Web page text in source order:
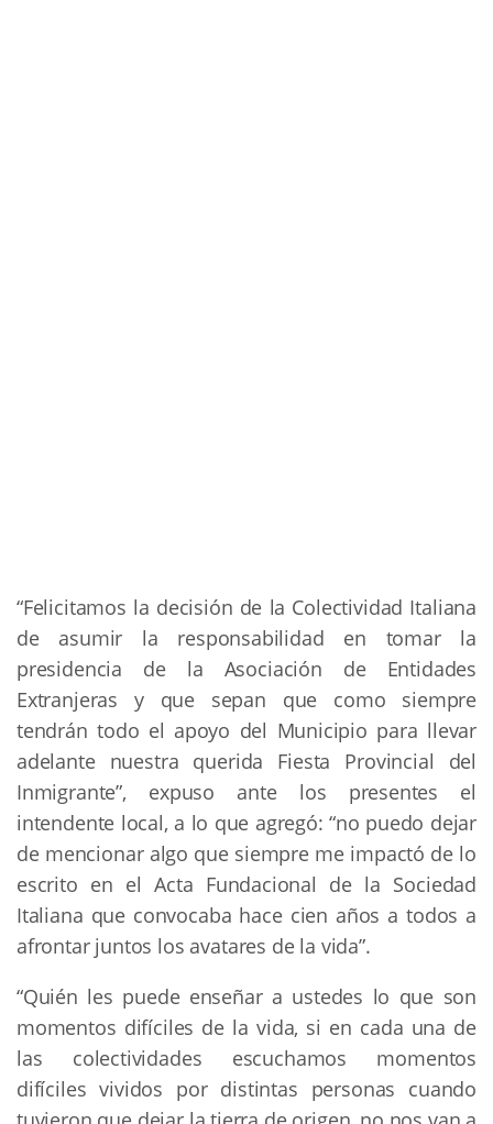
“Felicitamos la decisión de la Colectividad Italiana
de asumir la responsabilidad en tomar la
presidencia de la Asociación de Entidades
Extranjeras y que sepan que como siempre
tendrán todo el apoyo del Municipio para llevar
adelante nuestra querida Fiesta Provincial del
Inmigrante”, expuso ante los presentes el
intendente local, a lo que agregó: “no puedo dejar
de mencionar algo que siempre me impactó de lo
escrito en el Acta Fundacional de la Sociedad
Italiana que convocaba hace cien años a todos a
afrontar juntos los avatares de la vida”.
“Quién les puede enseñar a ustedes lo que son
momentos difíciles de la vida, si en cada una de
las colectividades escuchamos momentos
difíciles vividos por distintas personas cuando